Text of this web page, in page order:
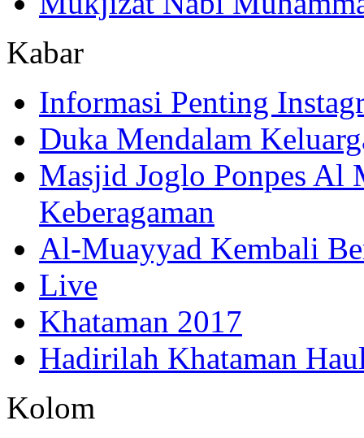
Kabar
Informasi Penting
Duka Mendalam
Masjid Joglo Ponpes Al
Keberagaman
Al-Muayyad Kembali
Live
Khataman 2017
Hadirilah Khataman
Kolom